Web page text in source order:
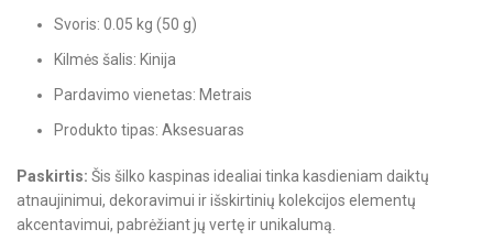
Svoris: 0.05 kg (50 g)
Kilmės šalis: Kinija
Pardavimo vienetas: Metrais
Produkto tipas: Aksesuaras
Paskirtis: Šis šilko kaspinas idealiai tinka kasdieniam daiktų
atnaujinimui, dekoravimui ir išskirtinių kolekcijos elementų
akcentavimui, pabrėžiant jų vertę ir unikalumą.